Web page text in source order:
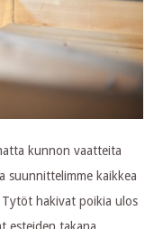
kunnon vaatteita
suunnittelimme kaikkea
hakivat poikia ulos